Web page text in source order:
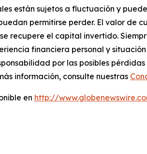
están sujetos a fluctuación y
permitirse perder. El valor de
recupere el capital invertido.
financiera personal y
por las posibles
información, consulte nuestras
en http://